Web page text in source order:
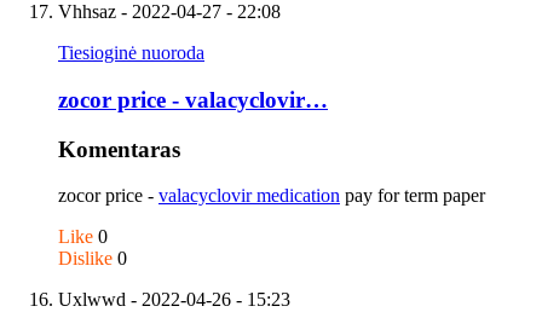
Vhhsaz - 2022-04-27 - 22:08
Tiesioginė nuoroda
zocor price - valacyclovir…
Komentaras
zocor price - valacyclovir medication pay for term paper
Like 0
Dislike 0
Uxlwwd - 2022-04-26 - 15:23